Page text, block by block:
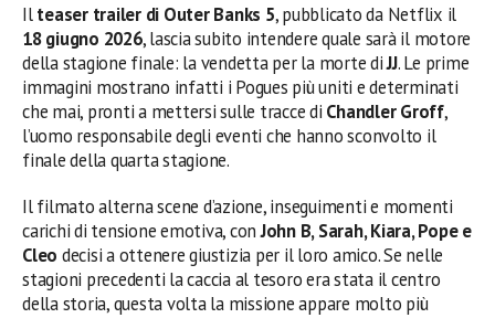
Ilteaser trailer di Outer Banks 5, pubblicato da Netflix il
18 giugno 2026, lascia subito intendere quale sarà il motore
della stagione finale: la vendetta per la morte diJJ. Le prime
immagini mostrano infatti i Pogues più uniti e determinati
che mai, pronti a mettersi sulle tracce di Chandler Groff,
l’uomo responsabile degli eventi che hanno sconvolto il
finale della quarta stagione.
Il filmato alterna scene d’azione, inseguimenti e momenti
carichi di tensione emotiva, conJohn B, Sarah, Kiara, Pope e
Cleo decisi a ottenere giustizia per il loro amico. Se nelle
stagioni precedenti la caccia al tesoro era stata il centro
della storia, questa volta la missione appare molto più